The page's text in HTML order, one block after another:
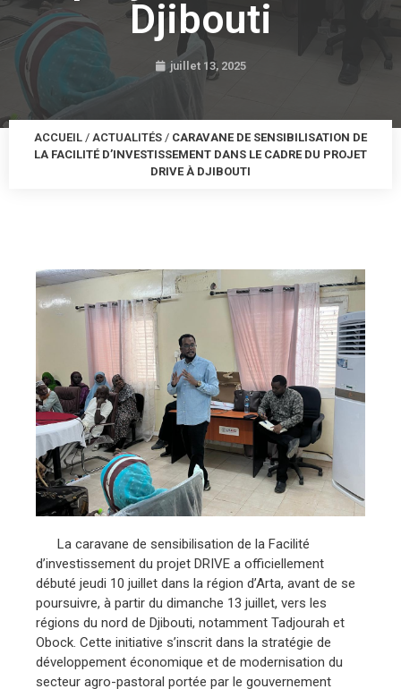
Djibouti
juillet 13, 2025
ACCUEIL / ACTUALITÉS / CARAVANE DE SENSIBILISATION DE
LA FACILITÉ D’INVESTISSEMENT DANS LE CADRE DU PROJET
DRIVE À DJIBOUTI
La caravane de sensibilisation de la Facilité
d’investissement du projet DRIVE a officiellement
débuté jeudi 10 juillet dans la région d’Arta, avant de se
poursuivre, à partir du dimanche 13 juillet, vers les
régions du nord de Djibouti, notamment Tadjourah et
Obock. Cette initiative s’inscrit dans la stratégie de
développement économique et de modernisation du
secteur agro-pastoral portée par le gouvernement